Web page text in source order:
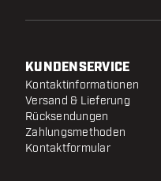
KUNDENSERVICE
Kontaktinformationen
Versand & Lieferung
Rücksendungen
Zahlungsmethoden
Kontaktformular